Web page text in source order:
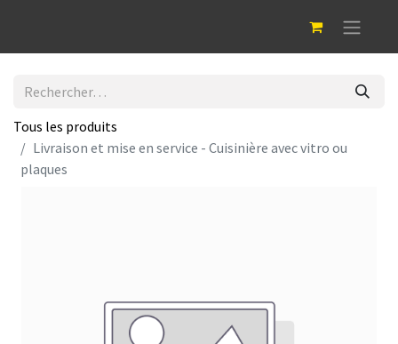
Tous les produits
Livraison et mise en service - Cuisinière avec vitro ou
plaques